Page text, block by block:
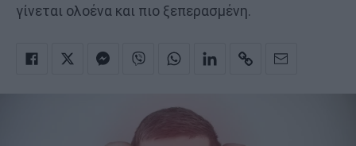
γίνεται ολοένα και πιο ξεπερασμένη.